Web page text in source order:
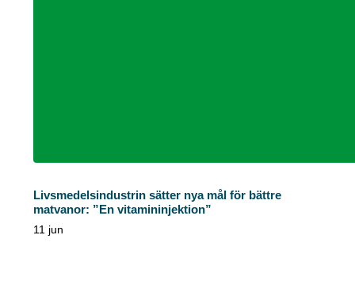
Livsmedelsindustrin sätter nya mål för bättre
matvanor: ”En vitamininjektion”
11 jun